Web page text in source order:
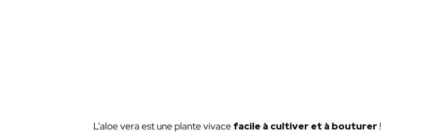
L’aloe vera est une plante vivace facile à cultiver et à bouturer !